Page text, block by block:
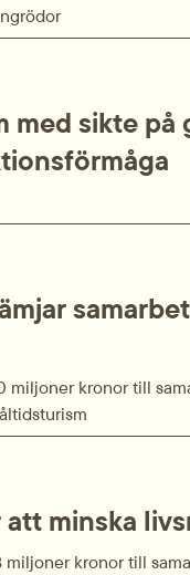
med sikte
kronor till
att minska
kronor till